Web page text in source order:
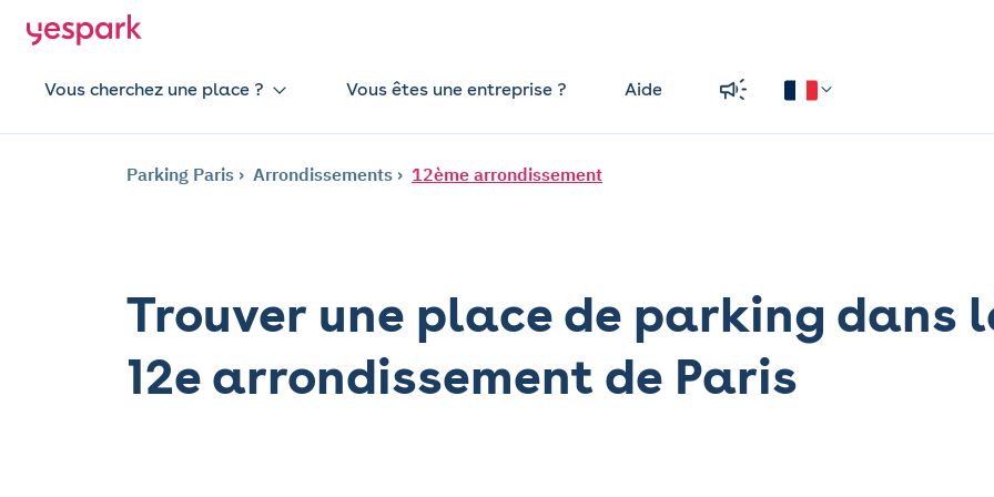
Vous cherchez une place ? Vous êtes une entreprise ? Aide
Parking Paris Arrondissements 12ème arrondissement
Trouver une place de parking dans
12e arrondissement de Paris